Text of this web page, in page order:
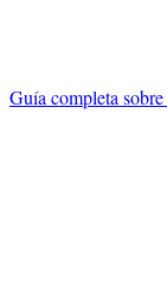
Guía completa sobre